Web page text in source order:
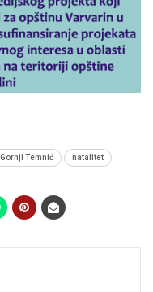
Gornji Temnić natalitet